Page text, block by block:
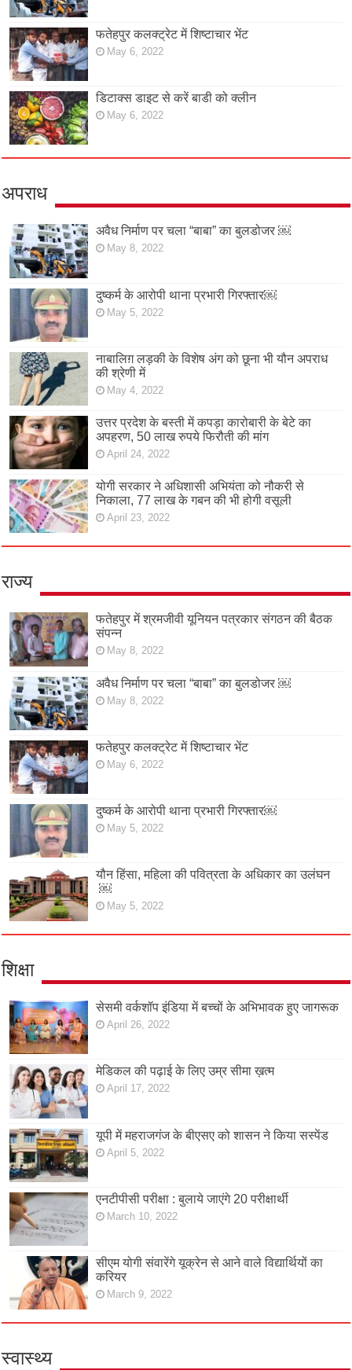
फतेहपुर कलक्ट्रेट में शिष्टाचार भेंट
May 6, 2022
डिटाक्स डाइट से करें बाडी को क्लीन
May 6, 2022
अपराध
अवैध निर्माण पर चला “बाबा” का बुलडोजर ￼
May 8, 2022
दुष्कर्म के आरोपी थाना प्रभारी गिरफ्तार￼
May 5, 2022
नाबालिग़ लड़की के विशेष अंग को छूना भी यौन अपराध
की श्रेणी में
May 4, 2022
उत्तर प्रदेश के बस्ती में कपड़ा कारोबारी के बेटे का
अपहरण, 50 लाख रुपये फिरौती की मांग
April 24, 2022
योगी सरकार ने अधिशासी अभियंता को नौकरी से
निकाला, 77 लाख के गबन की भी होगी वसूली
April 23, 2022
राज्य
फतेहपुर में श्रमजीवी यूनियन पत्रकार संगठन की बैठक
संपन्न
May 8, 2022
अवैध निर्माण पर चला “बाबा” का बुलडोजर ￼
May 8, 2022
फतेहपुर कलक्ट्रेट में शिष्टाचार भेंट
May 6, 2022
दुष्कर्म के आरोपी थाना प्रभारी गिरफ्तार￼
May 5, 2022
यौन हिंसा, महिला की पवित्रता के अधिकार का उलंघन
￼
May 5, 2022
शिक्षा
सेसमी वर्कशॉप इंडिया में बच्चों के अभिभावक हुए जागरूक
April 26, 2022
मेडिकल की पढ़ाई के लिए उम्र सीमा ख़त्म
April 17, 2022
यूपी में महराजगंज के बीएसए को शासन ने किया सस्पेंड
April 5, 2022
एनटीपीसी परीक्षा : बुलाये जाएंगे 20 परीक्षार्थी
March 10, 2022
सीएम योगी संवारेंगे यूक्रेन से आने वाले विद्यार्थियों का
करियर
March 9, 2022
स्वास्थ्य